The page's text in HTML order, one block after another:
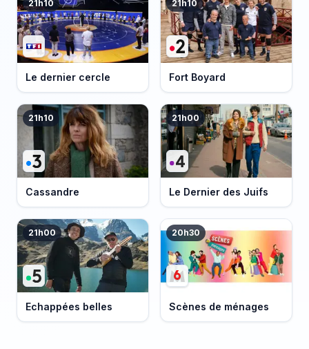
21h10
Le dernier cercle
21h10
Fort Boyard
21h10
Cassandre
21h00
Le Dernier des Juifs
21h00
Echappées belles
20h30
Scènes de ménages